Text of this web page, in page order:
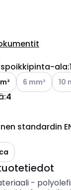
ala:
Katso
6 mm² 10
:4
standardin
-